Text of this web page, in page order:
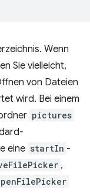
Wenn
Sie vielleicht,
von Dateien
wird. Bei einem
pictures
eine startIn -
,